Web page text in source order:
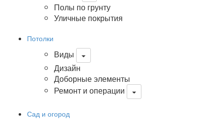
Полы по грунту
Уличные покрытия
Потолки
Виды
Дизайн
Доборные элементы
Ремонт и операции
Сад и огород